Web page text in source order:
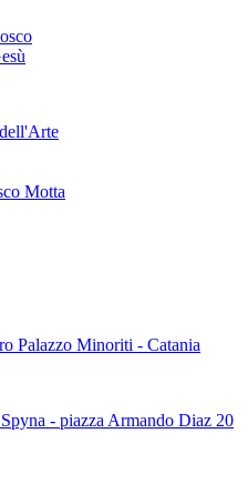
Motta
Palazzo Minoriti - Catania
- piazza Armando Diaz 20